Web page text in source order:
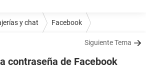
y chat Facebook
Siguiente Tema
contraseña de Facebook